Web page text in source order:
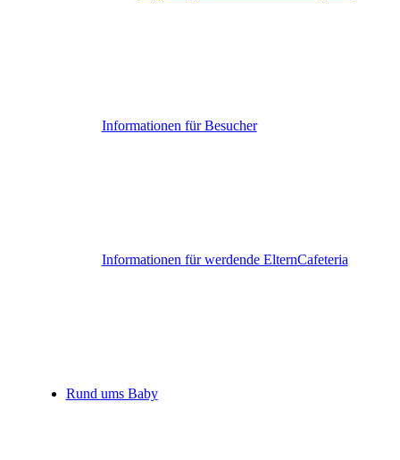
Informationen für Besucher
Informationen für werdende ElternCafeteria
Rund ums Baby